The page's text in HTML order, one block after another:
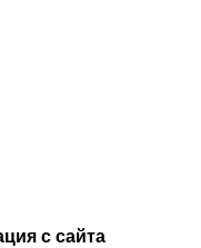
с сайта